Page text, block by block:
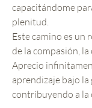
capacitándome
plenitud.
Este camino es un
de la compasión,
Aprecio
aprendizaje bajo la
contribuyendo a la